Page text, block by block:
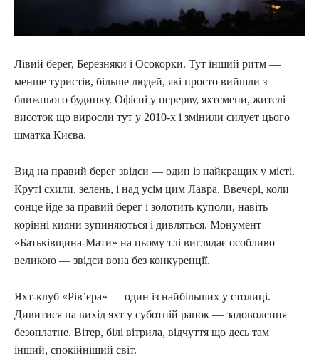
Лівий берег, Березняки і Осокорки. Тут інший ритм —
менше туристів, більше людей, які просто вийшли з
ближнього будинку. Офісні у перерву, яхтсмени, жителі
висоток що виросли тут у 2010-х і змінили силует цього
шматка Києва.
Вид на правий берег звідси — один із найкращих у місті.
Круті схили, зелень, і над усім цим Лавра. Ввечері, коли
сонце йде за правий берег і золотить куполи, навіть
корінні кияни зупиняються і дивляться. Монумент
«Батьківщина-Мати» на цьому тлі виглядає особливо
великою — звідси вона без конкуренції.
Яхт-клуб «Рів’єра» — один із найбільших у столиці.
Дивитися на вихід яхт у суботній ранок — задоволення
безоплатне. Вітер, білі вітрила, відчуття що десь там
інший, спокійніший світ.